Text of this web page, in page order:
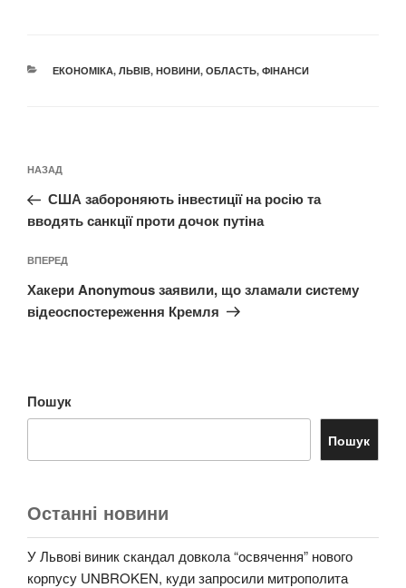
КАТЕГОРІЇ
ЕКОНОМІКА, ЛЬВІВ, НОВИНИ, ОБЛАСТЬ, ФІНАНСИ
записів
Попередній
запис:
НАЗАД
США забороняють інвестиції на росію та
вводять санкції проти дочок путіна
Наступний
запис
ВПЕРЕД
Хакери Anonymous заявили, що зламали систему
відеоспостереження Кремля
Пошук
Пошук
Останні новини
У Львові виник скандал довкола “освячення” нового
корпусу UNBROKEN, куди запросили митрополита